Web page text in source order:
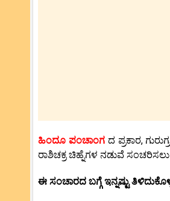
ಹಿಂದೂ ಪಂಚಾಂಗ ದ ಪ್ರಕಾರ,
ರಾಶಿಚಕ್ರ ಚಿಹ್ನೆಗಳ ನಡುವೆ ಸಂಚರಿಸಲು
ಈ ಸಂಚಾರದ ಬಗ್ಗೆ ಇನ್ನಷ್ಟು